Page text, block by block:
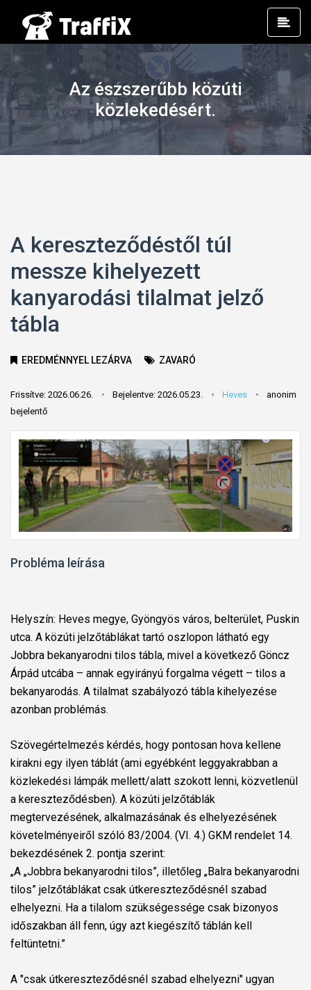
Az észszerűbb közúti
közlekedésért.
A kereszteződéstől túl
messze kihelyezett
kanyarodási tilalmat jelző
tábla
EREDMÉNNYEL LEZÁRVA ZAVARÓ
Frissítve: 2026.06.26. Bejelentve: 2026.05.23. Heves
anonim
bejelentő
Probléma leírása
Helyszín: Heves megye, Gyöngyös város, belterület, Puskin
utca. A közúti jelzőtáblákat tartó oszlopon látható egy
Jobbra bekanyarodni tilos tábla, mivel a következő Göncz
Árpád utcába – annak egyirányú forgalma végett – tilos a
bekanyarodás. A tilalmat szabályozó tábla kihelyezése
azonban problémás.
Szövegértelmezés kérdés, hogy pontosan hova kellene
kirakni egy ilyen táblát (ami egyébként leggyakrabban a
közlekedési lámpák mellett/alatt szokott lenni, közvetlenül
a kereszteződésben). A közúti jelzőtáblák
megtervezésének, alkalmazásának és elhelyezésének
követelményeiről szóló 83/2004. (VI. 4.) GKM rendelet 14.
bekezdésének 2. pontja szerint:
„A „Jobbra bekanyarodni tilos”, illetőleg „Balra bekanyarodni
tilos” jelzőtáblákat csak útkereszteződésnél szabad
elhelyezni. Ha a tilalom szükségessége csak bizonyos
időszakban áll fenn, úgy azt kiegészítő táblán kell
feltüntetni.”
A "csak útkereszteződésnél szabad elhelyezni" ugyan